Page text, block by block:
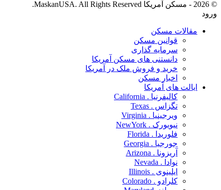
© 2026 - مسکن آمریکا MaskanUSA. All Rights Reserved.
ورود
مقالات مسکن
قوانین مسکن
سرمایه گذاری
دانستنی های مسکن آمریکا
خرید و فروش ملک در آمریکا
اخبار مسکن
ایالت های آمریکا
کالیفرنیا . California
تگزاس . Texas
ویرجینیا . Virginia
نیویورک . NewYork
فلوریدا . Florida
جورجیا . Georgia
آریزونا . Arizona
نوادا . Nevada
ایلینوی . Illinois
کلرادو . Colorado